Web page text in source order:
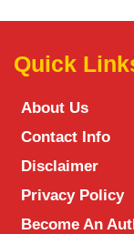
Quick
About Us
Contact Info
Disclaimer
Privacy Policy
Become An